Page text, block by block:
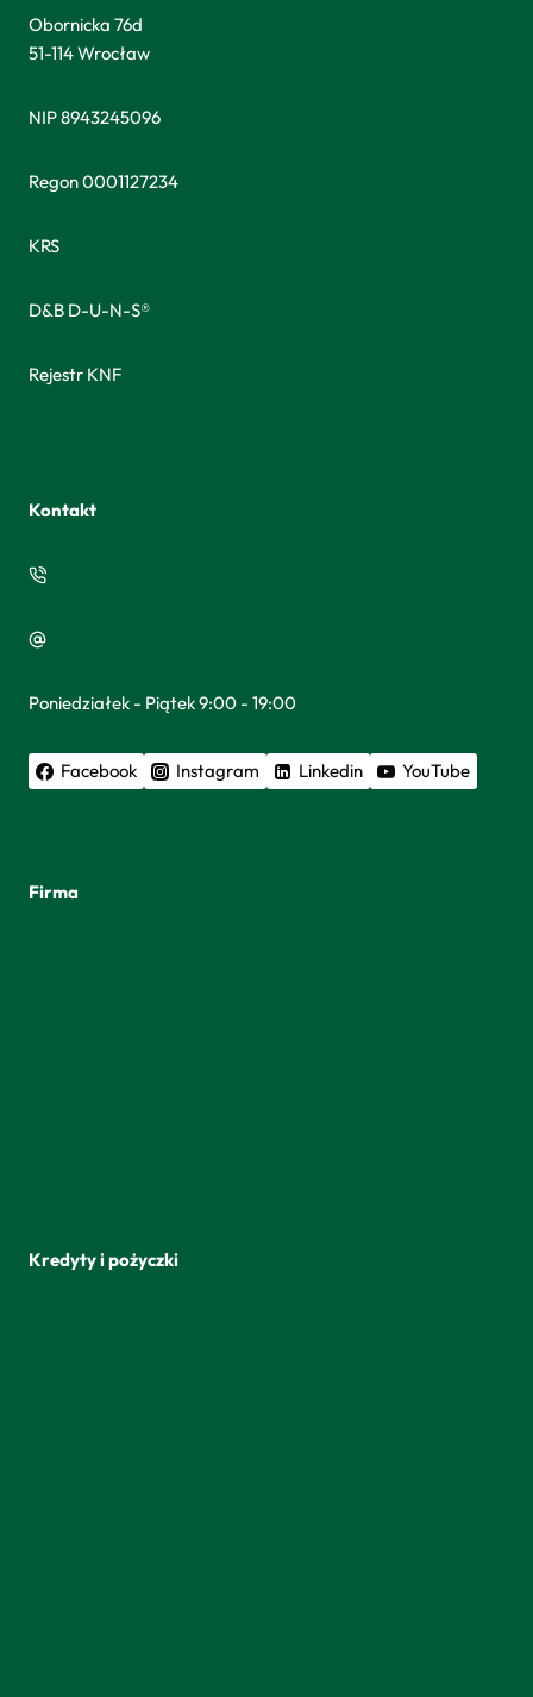
Obornicka 76d
51-114 Wrocław
NIP 8943245096
Regon 0001127234
KRS
D&B D-U-N-S®
Rejestr KNF
Kontakt
Poniedziałek - Piątek 9:00 - 19:00
Facebook Instagram Linkedin YouTube
Firma
Kredyty i pożyczki